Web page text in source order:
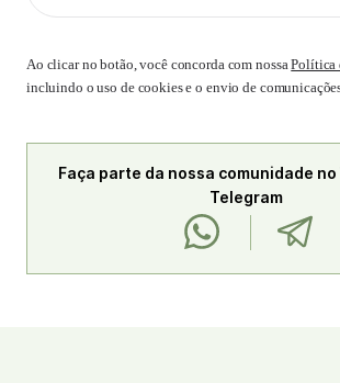
Ao clicar no botão, você concorda com nossaPolítica
incluindo o uso de cookies e o envio de
Faça parte da nossa comunidade
Telegram